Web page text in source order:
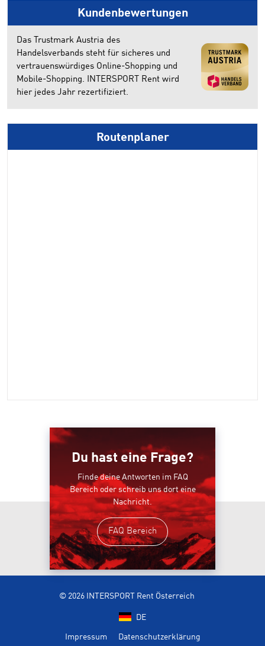
Kundenbewertungen
Das Trustmark Austria des
Handelsverbands steht für sicheres und
vertrauenswürdiges Online-Shopping und
Mobile-Shopping. INTERSPORT Rent wird
hier jedes Jahr rezertifiziert.
Routenplaner
Du hast eine Frage?
Finde deine Antworten im FAQ
Bereich oder schreib uns dort eine
Nachricht.
FAQ Bereich
© 2026 INTERSPORT Rent Österreich
DE
Impressum Datenschutzerklärung